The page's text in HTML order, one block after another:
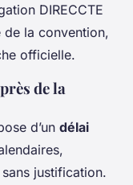
DIRECCTE
de la convention,
officielle.
de la
d’un délai
justification.